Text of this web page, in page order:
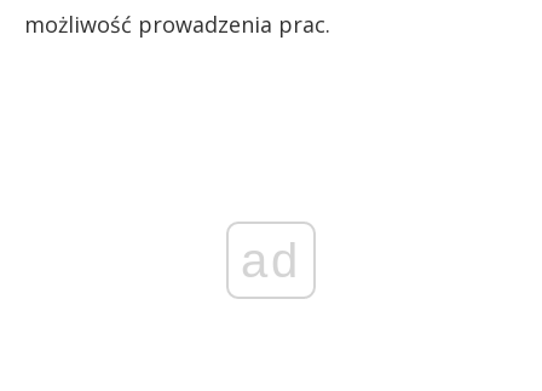
możliwość prowadzenia prac.
ad